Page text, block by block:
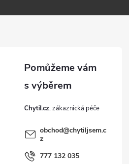
Chytil.cz
obchod@chytiljsem.c
z
777 132 035